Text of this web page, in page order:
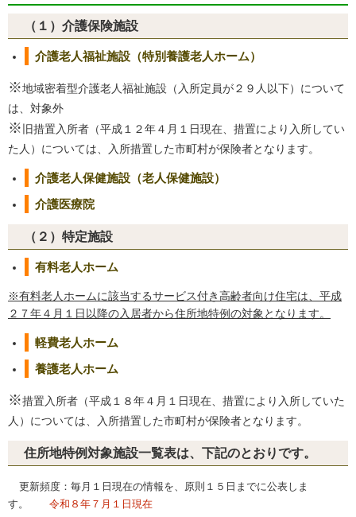
（１）介護保険施設
介護老人福祉施設（特別養護老人ホーム）
※地域密着型介護老人福祉施設（入所定員が２９人以下）について
は、対象外
※ 旧措置入所者（平成１２年４月１日現在、措置により入所してい
た人）については、入所措置した市町村が保険者となります。
介護老人保健施設（老人保健施設）
介護医療院
（２）特定施設
有料老人ホーム
※有料老人ホームに該当するサービス付き高齢者向け住宅は、平成
２７年４月１日以降の入居者から住所地特例の対象となります。
軽費老人ホーム
養護老人ホーム
※措置入所者（平成１８年４月１日現在、措置により入所していた
人）については、入所措置した市町村が保険者となります。
住所地特例対象施設一覧表は、下記のとおりです。
更新頻度：毎月１日現在の情報を、原則１５日までに公表しま
す。 令和８年７月１日現在